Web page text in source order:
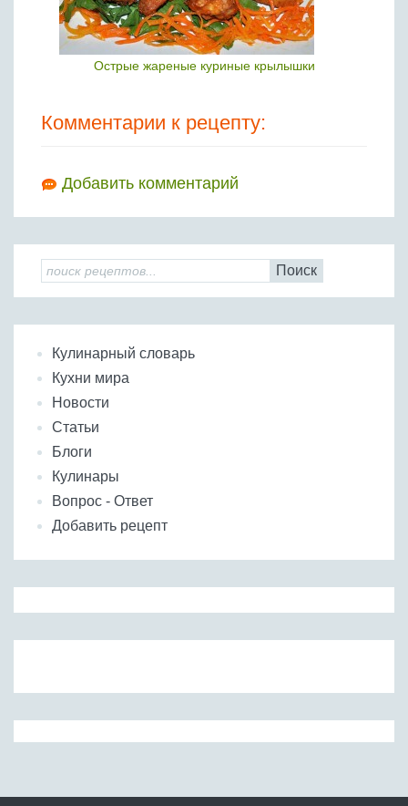
Острые жареные куриные крылышки
Комментарии к рецепту:
Добавить комментарий
Поиск
Кулинарный словарь
Кухни мира
Новости
Статьи
Блоги
Кулинары
Вопрос - Ответ
Добавить рецепт